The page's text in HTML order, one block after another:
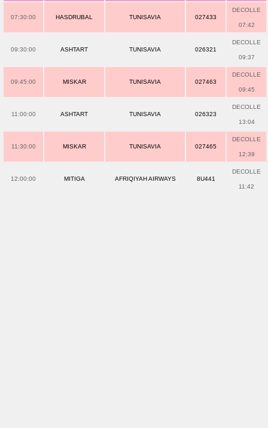
07:30:00 HASDRUBAL TUNISAVIA 027433
DECOLLE
07:42
09:30:00 ASHTART TUNISAVIA 026321
DECOLLE
09:37
09:45:00 MISKAR TUNISAVIA 027463
DECOLLE
09:45
11:00:00 ASHTART TUNISAVIA 026323
DECOLLE
13:04
11:30:00 MISKAR TUNISAVIA 027465
DECOLLE
12:39
12:00:00 MITIGA AFRIQIYAH AIRWAYS 8U441
DECOLLE
11:42